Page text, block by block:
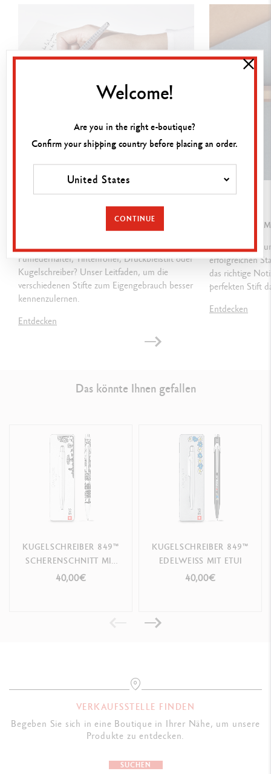
PATRONEN UND NACHFÜLLUNGEN
Nachfüllbar mit einer Goliath M-Tintenpatrone in Blau
VERPACKUNG
Masse: 18.5 x 5.5 x 2 cm
Gewicht: 0.088 kg
GESETZLICHE VORSCHRIFTEN
Swiss Made
Füllfederhalter, Tintenroller, Druckbleistift oder
Kugelschreiber? Unser Leitfaden, um die
verschiedenen Stifte zum Eigengebrauch besser
kennenzulernen.
Entdecken
BEGINNEN SIE
Entdecken Sie
erfolgreichen
das richtige
perfekten Stift
Entdecken
Das könnte Ihnen gefallen
KUGELSCHREIBER 849™
SCHERENSCHNITT MIT
ETUI
40,00€
KUGELSCHREIBER 849™
EDELWEISS MIT ETUI
40,00€
VERKAUFSSTELLE FINDEN
Begeben Sie sich in eine Boutique in Ihrer Nähe, um unsere
Produkte zu entdecken.
SUCHEN
Welcome!
Are you in the right e-boutique?
Confirm your shipping country before placing an order.
United States
CONTINUE